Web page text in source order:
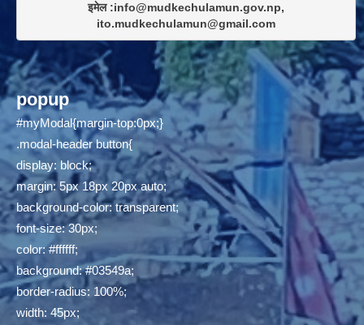
इमेल :info@mudkechulamun.gov.np,
ito.mudkechulamun@gmail.com
popup
#myModal{margin-top:0px;}
.modal-header button{
display: block;
margin: 5px 18px 20px auto;
background-color: transparent;
font-size: 30px;
color: #ffffff;
background: #03549a;
border-radius: 100%;
width: 45px;